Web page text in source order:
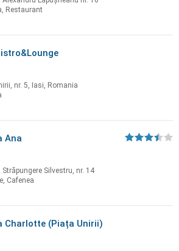
Restaurant
nr. 5, Iasi, Romania
Ana
Străpungere Silvestru, nr. 14
Cafenea
Charlotte (Piața Unirii)